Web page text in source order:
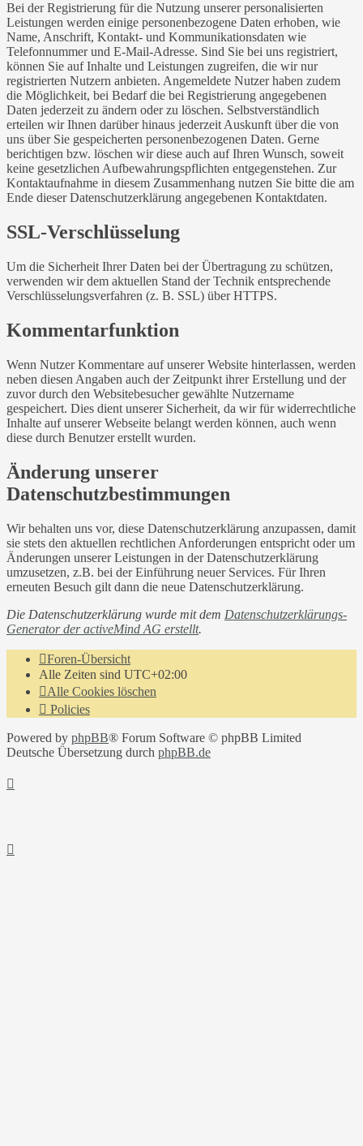
Bei der Registrierung für die Nutzung unserer personalisierten
Leistungen werden einige personenbezogene Daten erhoben, wie
Name, Anschrift, Kontakt- und Kommunikationsdaten wie
Telefonnummer und E-Mail-Adresse. Sind Sie bei uns registriert,
können Sie auf Inhalte und Leistungen zugreifen, die wir nur
registrierten Nutzern anbieten. Angemeldete Nutzer haben zudem
die Möglichkeit, bei Bedarf die bei Registrierung angegebenen
Daten jederzeit zu ändern oder zu löschen. Selbstverständlich
erteilen wir Ihnen darüber hinaus jederzeit Auskunft über die von
uns über Sie gespeicherten personenbezogenen Daten. Gerne
berichtigen bzw. löschen wir diese auch auf Ihren Wunsch, soweit
keine gesetzlichen Aufbewahrungspflichten entgegenstehen. Zur
Kontaktaufnahme in diesem Zusammenhang nutzen Sie bitte die am
Ende dieser Datenschutzerklärung angegebenen Kontaktdaten.
SSL-Verschlüsselung
Um die Sicherheit Ihrer Daten bei der Übertragung zu schützen,
verwenden wir dem aktuellen Stand der Technik entsprechende
Verschlüsselungsverfahren (z. B. SSL) über HTTPS.
Kommentarfunktion
Wenn Nutzer Kommentare auf unserer Website hinterlassen, werden
neben diesen Angaben auch der Zeitpunkt ihrer Erstellung und der
zuvor durch den Websitebesucher gewählte Nutzername
gespeichert. Dies dient unserer Sicherheit, da wir für widerrechtliche
Inhalte auf unserer Webseite belangt werden können, auch wenn
diese durch Benutzer erstellt wurden.
Änderung unserer
Datenschutzbestimmungen
Wir behalten uns vor, diese Datenschutzerklärung anzupassen, damit
sie stets den aktuellen rechtlichen Anforderungen entspricht oder um
Änderungen unserer Leistungen in der Datenschutzerklärung
umzusetzen, z.B. bei der Einführung neuer Services. Für Ihren
erneuten Besuch gilt dann die neue Datenschutzerklärung.
Die Datenschutzerklärung wurde mit dem Datenschutzerklärungs-
Generator der activeMind AG erstellt.
Foren-Übersicht
Alle Zeiten sind UTC+02:00
Alle Cookies löschen
Policies
Powered by phpBB® Forum Software © phpBB Limited
Deutsche Übersetzung durch phpBB.de